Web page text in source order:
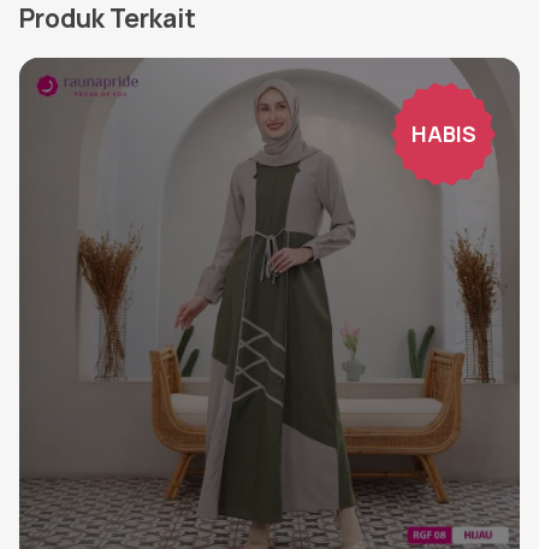
Produk Terkait
HABIS